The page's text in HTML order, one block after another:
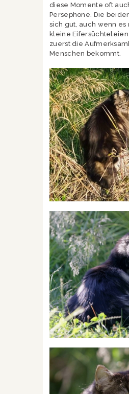
diese Momente oft
Persephone. Die
sich gut, auch wenn es
kleine
zuerst die
Menschen bekommt.